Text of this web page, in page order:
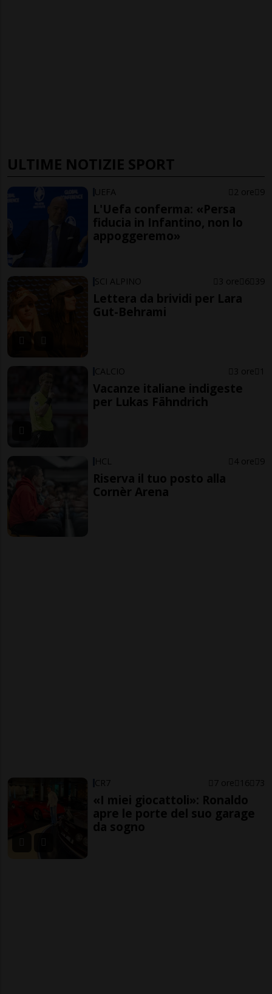
ULTIME NOTIZIE SPORT
UEFA 2 ore 9
L'Uefa conferma: «Persa
fiducia in Infantino, non lo
appoggeremo»
SCI ALPINO 3 ore 6 39
Lettera da brividi per Lara
Gut-Behrami
CALCIO 3 ore 1
Vacanze italiane indigeste
per Lukas Fähndrich
HCL 4 ore 9
Riserva il tuo posto alla
Cornèr Arena
CR7 7 ore 16 73
«I miei giocattoli»: Ronaldo
apre le porte del suo garage
da sogno